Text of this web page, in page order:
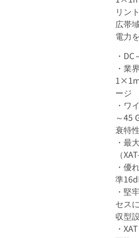
リン
広帯
電力
・
・業
ージ
・ワ
～45
衰特性
・最
（
・優
準
・堅
セス
収型
・